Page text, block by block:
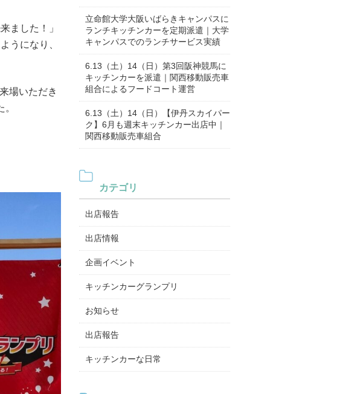
ました！」
うになり、
場いただき
立命館大学大阪いばらきキャンパスに
ランチキッチンカーを定期派遣｜大学
キャンパスでのランチサービス実績
6.13（土）14（日）第3回阪神競馬に
キッチンカーを派遣｜関西移動販売車
組合によるフードコート運営
6.13（土）14（日）【伊丹スカイパー
ク】6月も週末キッチンカー出店中｜
関西移動販売車組合
カテゴリ
出店報告
出店情報
企画イベント
キッチンカーグランプリ
お知らせ
出店報告
キッチンカーな日常